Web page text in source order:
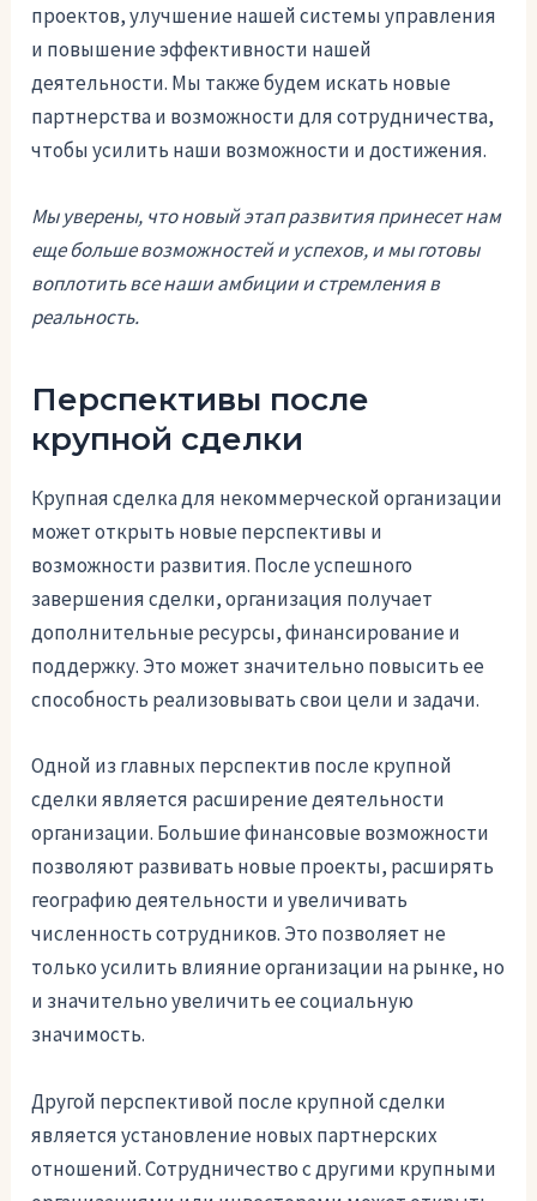
проектов, улучшение нашей системы управления
и повышение эффективности нашей
деятельности. Мы также будем искать новые
партнерства и возможности для сотрудничества,
чтобы усилить наши возможности и достижения.
Мы уверены, что новый этап развития принесет нам
еще больше возможностей и успехов, и мы готовы
воплотить все наши амбиции и стремления в
реальность.
Перспективы после
крупной сделки
Крупная сделка для некоммерческой организации
может открыть новые перспективы и
возможности развития. После успешного
завершения сделки, организация получает
дополнительные ресурсы, финансирование и
поддержку. Это может значительно повысить ее
способность реализовывать свои цели и задачи.
Одной из главных перспектив после крупной
сделки является расширение деятельности
организации. Большие финансовые возможности
позволяют развивать новые проекты, расширять
географию деятельности и увеличивать
численность сотрудников. Это позволяет не
только усилить влияние организации на рынке, но
и значительно увеличить ее социальную
значимость.
Другой перспективой после крупной сделки
является установление новых партнерских
отношений. Сотрудничество с другими крупными